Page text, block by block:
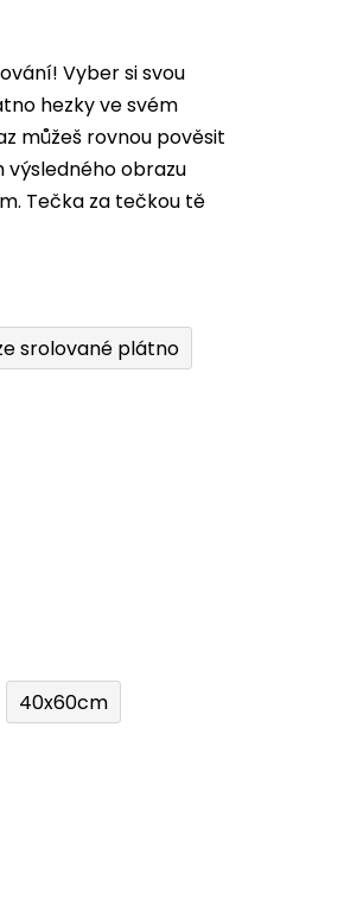
Vyber si svou
hezky ve svém
můžeš rovnou pověsit
výsledného obrazu
Tečka za tečkou tě
srolované plátno
40x60cm